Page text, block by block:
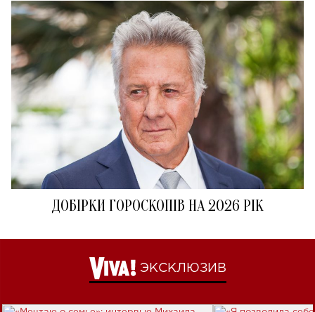
ДОБІРКИ ГОРОСКОПІВ НА 2026 РІК
ЭКСКЛЮЗИВ